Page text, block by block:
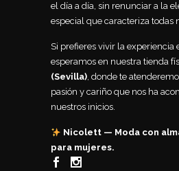
el día a día, sin renunciar a la
especial que caracteriza todas
Si prefieres vivir la experiencia
esperamos en nuestra tienda
(Sevilla), donde te
pasión y cariño que nos ha
nuestros inicios.
Nicolett — Moda con
para mujeres.